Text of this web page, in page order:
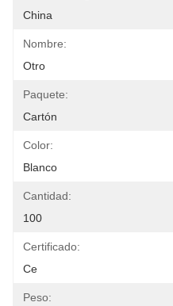
China
Nombre:
Otro
Paquete:
Cartón
Color:
Blanco
Cantidad:
100
Certificado:
Ce
Peso: